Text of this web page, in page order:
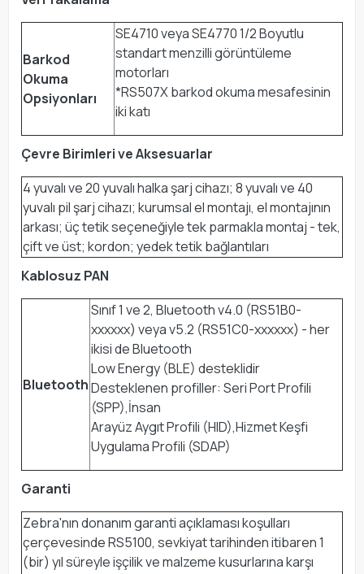
Barkod
Okuma
Opsiyonları
SE4710 veya SE4770 1/2 Boyutlu
standart menzilli görüntüleme
motorları
*RS507X barkod okuma mesafesinin
iki katı
Çevre Birimleri ve Aksesuarlar
4 yuvalı ve 20 yuvalı halka şarj cihazı; 8 yuvalı ve 40
yuvalı pil şarj cihazı; kurumsal el montajı, el montajının
arkası; üç tetik seçeneğiyle tek parmakla montaj - tek,
çift ve üst; kordon; yedek tetik bağlantıları
Kablosuz PAN
Bluetooth
Sınıf 1 ve 2, Bluetooth v4.0 (RS51B0-
xxxxxx) veya v5.2 (RS51C0-xxxxxx) - her
ikisi de Bluetooth
Low Energy (BLE) desteklidir
Desteklenen profiller: Seri Port Profili
(SPP),İnsan
Arayüz Aygıt Profili (HID),Hizmet Keşfi
Uygulama Profili (SDAP)
Garanti
Zebra'nın donanım garanti açıklaması koşulları
çerçevesinde RS5100, sevkiyat tarihinden itibaren 1
(bir) yıl süreyle işçilik ve malzeme kusurlarına karşı